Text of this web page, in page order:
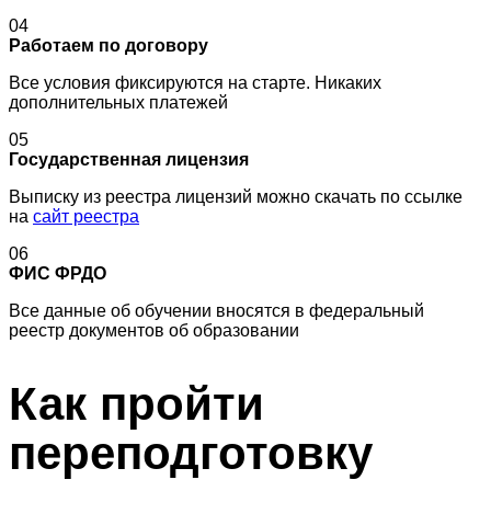
04
Работаем по договору
Все условия фиксируются на старте. Никаких
дополнительных платежей
05
Государственная лицензия
Выписку из реестра лицензий можно скачать по ссылке
на сайт реестра
06
ФИС ФРДО
Все данные об обучении вносятся в федеральный
реестр документов об образовании
Как пройти
переподготовку